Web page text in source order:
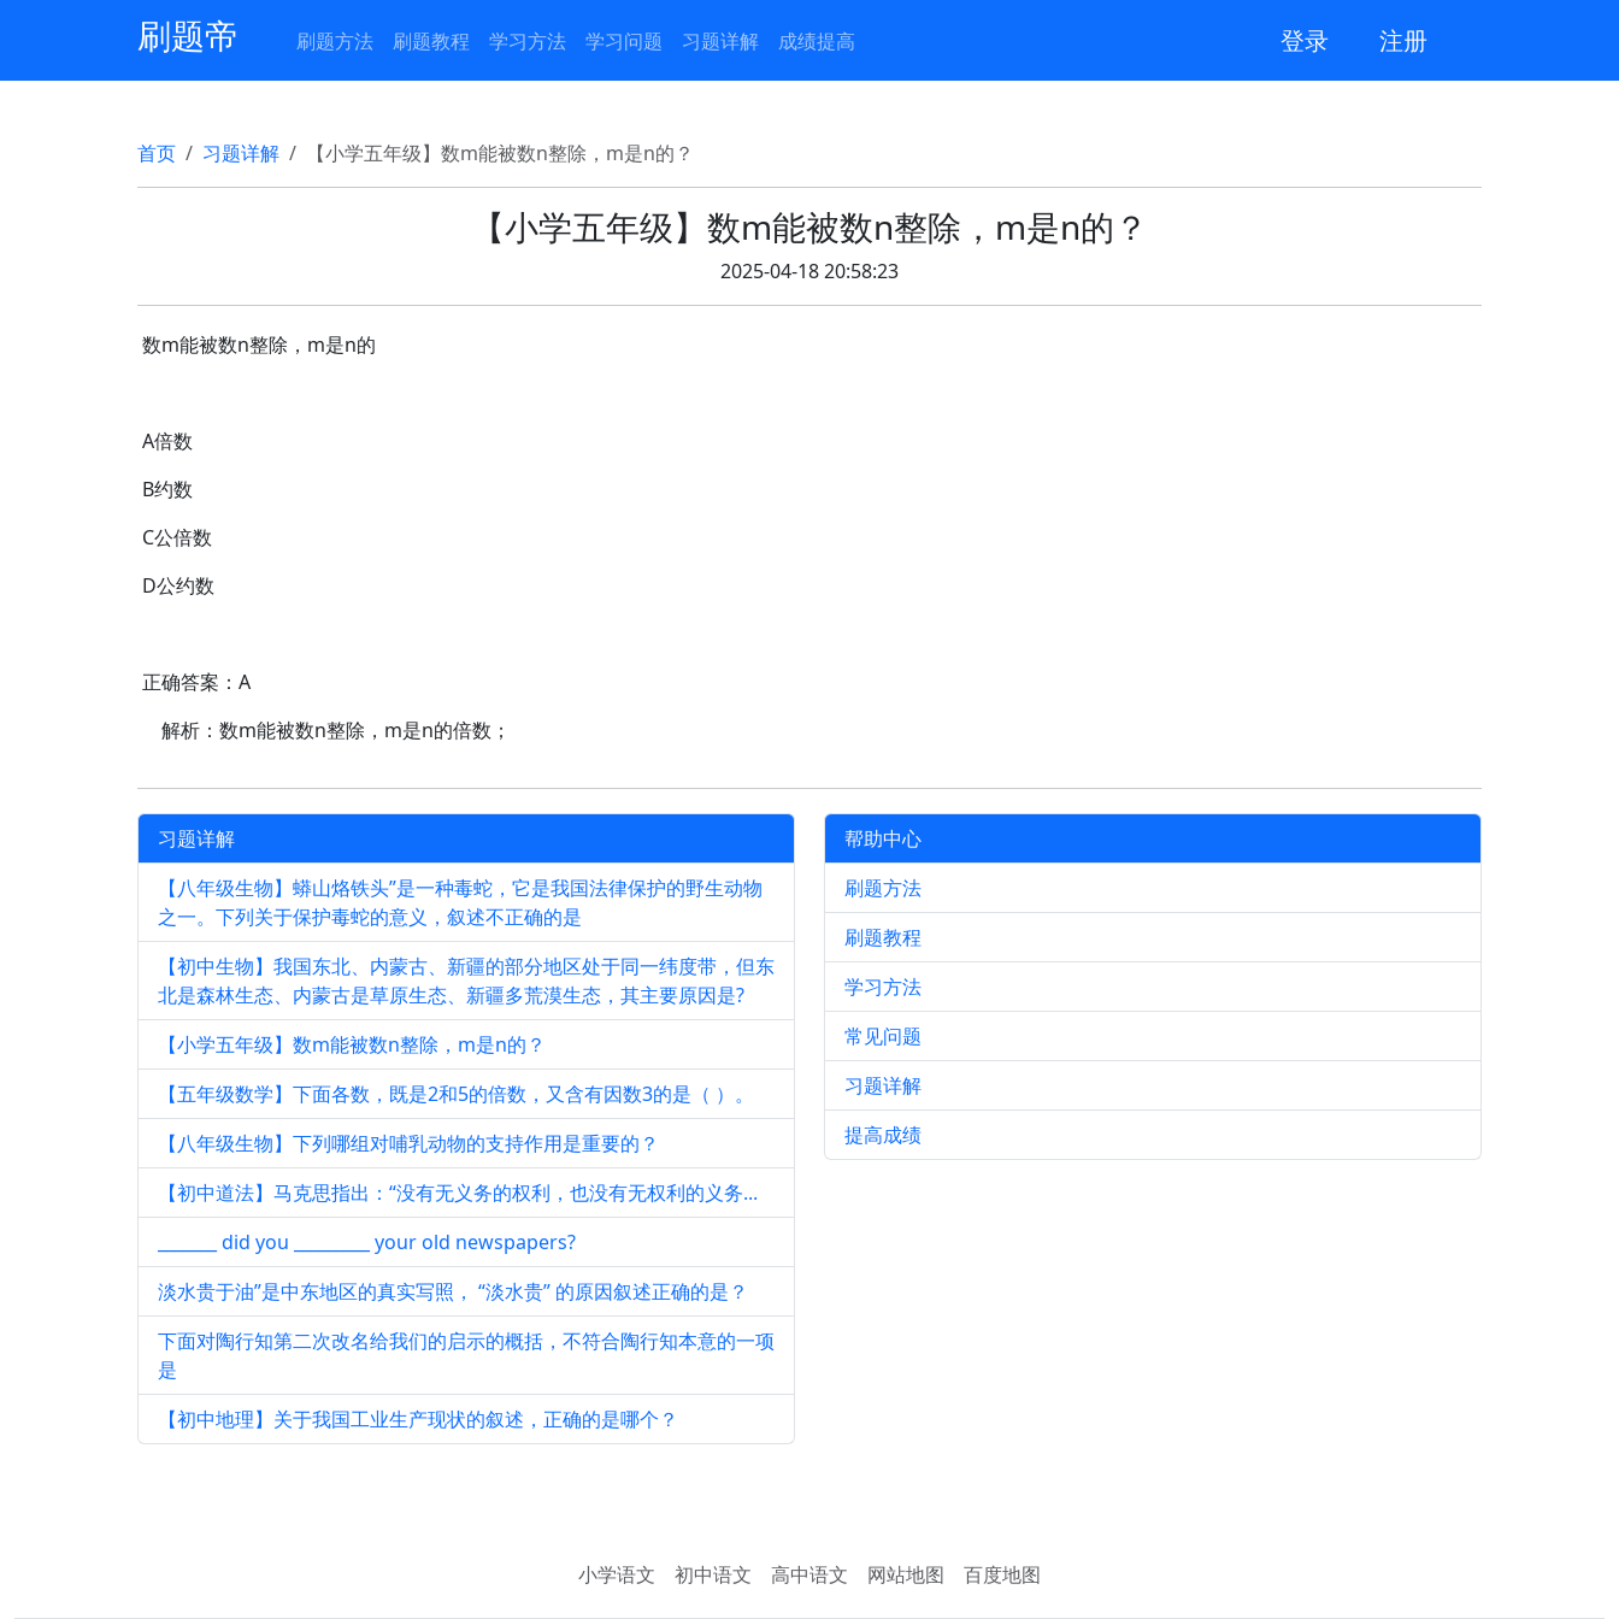
刷题帝 刷题方法 刷题教程 学习方法 学习问题 习题详解 成绩提高 登录 注册
首页 习题详解 【小学五年级】数m能被数n整除，m是n的？
【小学五年级】数m能被数n整除，m是n的？
2025-04-18 20:58:23
数m能被数n整除，m是n的
A倍数
B约数
C公倍数
D公约数
正确答案：A
解析： 数m能被数n整除，m是n的倍数；
习题详解
【八年级生物】蟒山烙铁头”是一种毒蛇，它是我国法律保护的野生动物
之一。下列关于保护毒蛇的意义，叙述不正确的是
【初中生物】我国东北、内蒙古、新疆的部分地区处于同一纬度带，但东
北是森林生态、内蒙古是草原生态、新疆多荒漠生态，其主要原因是?
【小学五年级】数m能被数n整除，m是n的？
【五年级数学】下面各数，既是2和5的倍数，又含有因数3的是（ ）。
【八年级生物】下列哪组对哺乳动物的支持作用是重要的？
【初中道法】马克思指出：“没有无义务的权利，也没有无权利的义务...
_______ did you _________ your old newspapers?
淡水贵于油”是中东地区的真实写照， “淡水贵” 的原因叙述正确的是？
下面对陶行知第二次改名给我们的启示的概括，不符合陶行知本意的一项
是
【初中地理】关于我国工业生产现状的叙述，正确的是哪个？
帮助中心
刷题方法
刷题教程
学习方法
常见问题
习题详解
提高成绩
小学语文 初中语文 高中语文 网站地图 百度地图